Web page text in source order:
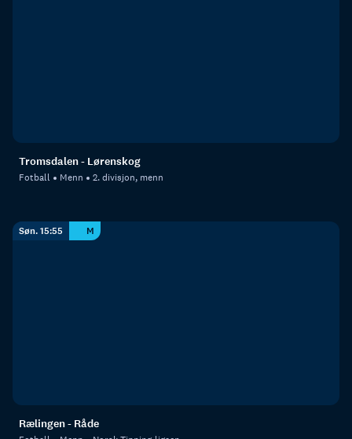
Tromsdalen - Lørenskog
Fotball Menn 2. divisjon, menn
Søn. 15:55 M
Rælingen - Råde